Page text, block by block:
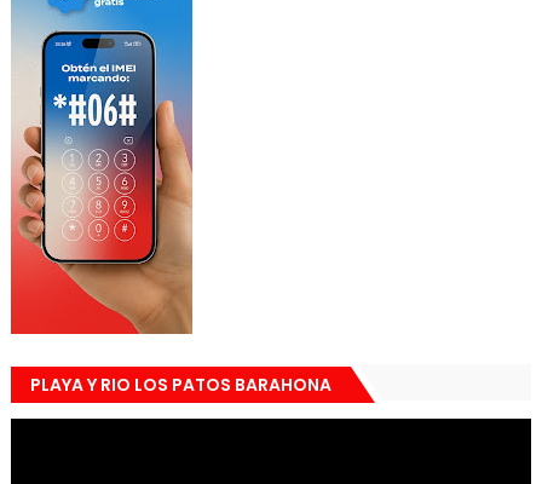
PLAYA Y RIO LOS PATOS BARAHONA